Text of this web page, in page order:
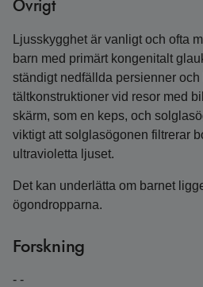
Övrigt
Ljusskygghet är vanligt och ofta
barn med primärt kongenitalt
ständigt nedfällda persienner
tältkonstruktioner vid resor med
skärm, som en keps, och
viktigt att solglasögonen filtrerar
ultravioletta ljuset.
Det kan underlätta om barnet
ögondropparna.
Forskning
- -